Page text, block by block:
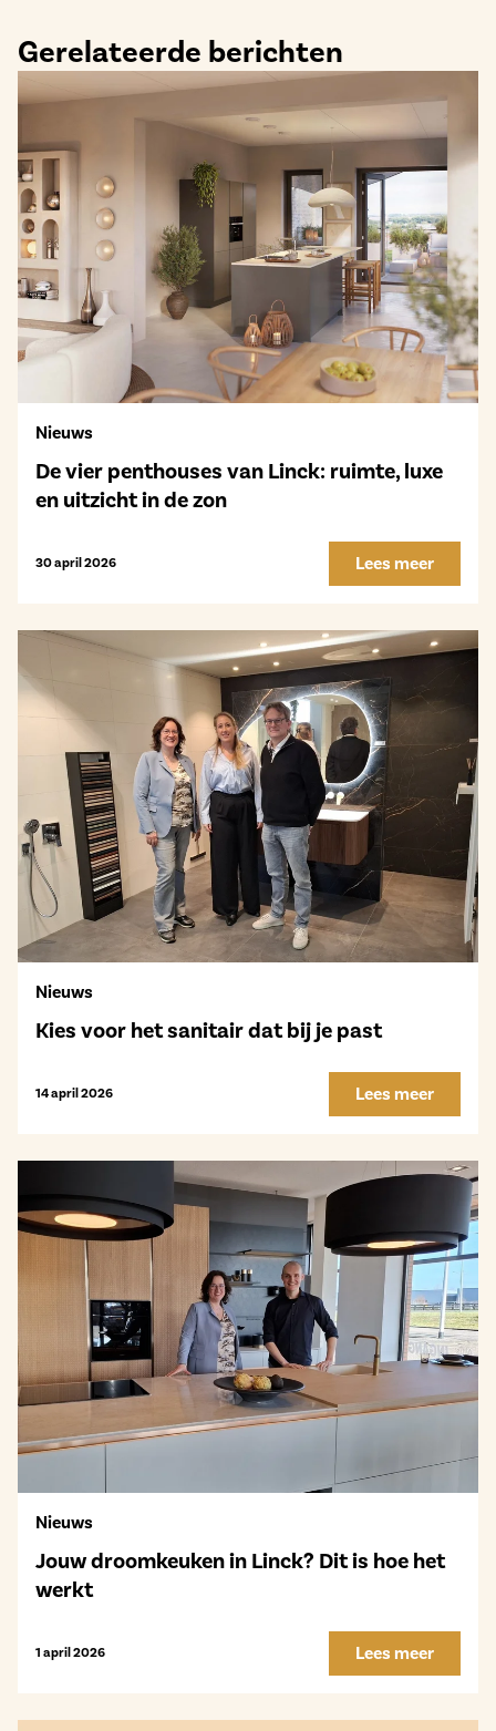
Gerelateerde berichten
Nieuws
De vier penthouses van Linck: ruimte, luxe
en uitzicht in de zon
30 april 2026 Lees meer
Nieuws
Kies voor het sanitair dat bij je past
14 april 2026 Lees meer
Nieuws
Jouw droomkeuken in Linck? Dit is hoe het
werkt
1 april 2026 Lees meer